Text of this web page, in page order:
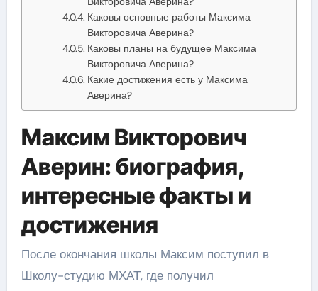
Каковы основные работы Максима
Викторовича Аверина?
Каковы планы на будущее Максима
Викторовича Аверина?
Какие достижения есть у Максима
Аверина?
Максим Викторович
Аверин: биография,
интересные факты и
достижения
После окончания школы Максим поступил в
Школу-студию МХАТ, где получил